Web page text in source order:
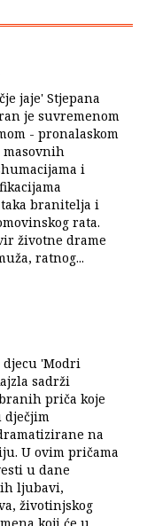
jaje' Stjepana
je suvremenom
- pronalaskom
masovnih
i
branitelja i
rata.
životne drame
ratnog...
djecu 'Modri
sadrži
priča koje
dječjim
na
U ovim pričama
u dane
ljubavi,
životinjskog